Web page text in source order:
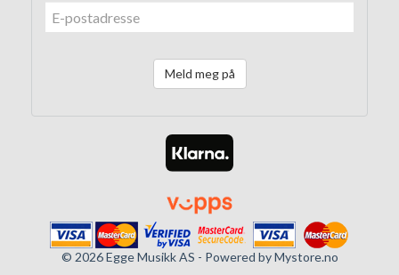
Meld meg på
© 2026 Egge Musikk AS - Powered byMystore.no